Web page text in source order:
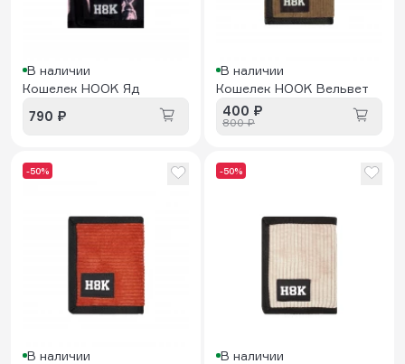
В наличии
Кошелек HOOK Яд
790 ₽
В наличии
Кошелек HOOK Вельвет
400 ₽
800 ₽
-50%
В наличии
-50%
В наличии